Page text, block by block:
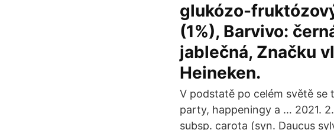
glukózo-
(1%), Barvivo:
jablečná, Značku
Heineken.
V podstatě po celém světě se
party, happeningy a … 2021.
subsp. carota (syn. Daucus